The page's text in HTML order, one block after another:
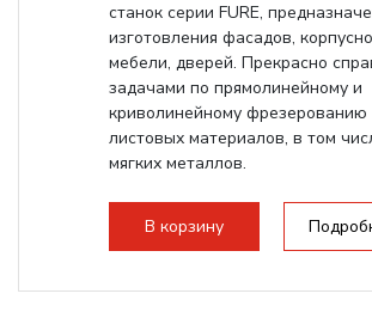
станок серии FURE,
изготовления фасадов,
мебели, дверей. Прекрасно
задачами по прямолинейному и
криволинейному фрезерованию
листовых материалов, в том
мягких металлов.
В корзину